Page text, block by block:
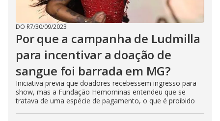
DO R7/30/09/2023
Por que a campanha de Ludmilla
para incentivar a doação de
sangue foi barrada em MG?
Iniciativa previa que doadores recebessem ingresso para
show, mas a Fundação Hemominas entendeu que se
tratava de uma espécie de pagamento, o que é proibido